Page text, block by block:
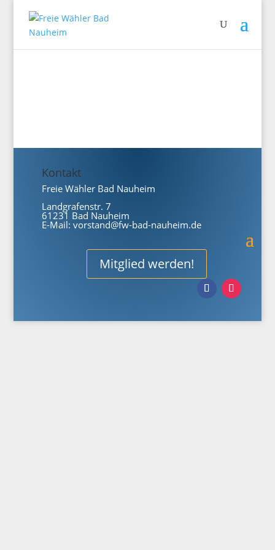
Kontakt
Freie Wähler Bad Nauheim
Landgrafenstr. 7
61231 Bad Nauheim
E-Mail: vorstand@fw-bad-nauheim.de
Mitglied werden!